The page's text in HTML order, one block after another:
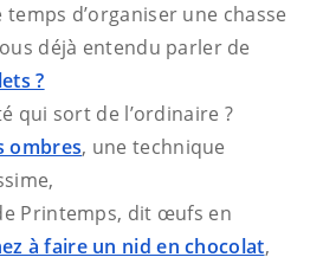
temps d’organiser une chasse
déjà entendu parler de
?
qui sort de l’ordinaire ?
ombres, une technique
Printemps, dit œufs en
à faire un nid en chocolat,